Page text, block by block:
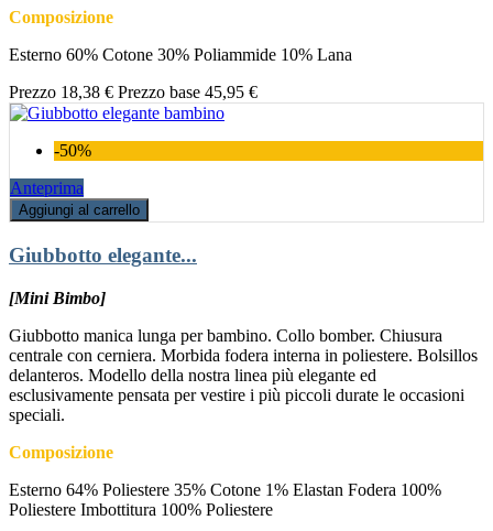
Composizione
Esterno 60% Cotone 30% Poliammide 10% Lana
Prezzo 18,38 € Prezzo base 45,95 €
-50%
Anteprima
Aggiungi al carrello
Giubbotto elegante...
[Mini Bimbo]
Giubbotto manica lunga per bambino. Collo bomber. Chiusura
centrale con cerniera. Morbida fodera interna in poliestere. Bolsillos
delanteros. Modello della nostra linea più elegante ed
esclusivamente pensata per vestire i più piccoli durate le occasioni
speciali.
Composizione
Esterno 64% Poliestere 35% Cotone 1% Elastan Fodera 100%
Poliestere Imbottitura 100% Poliestere